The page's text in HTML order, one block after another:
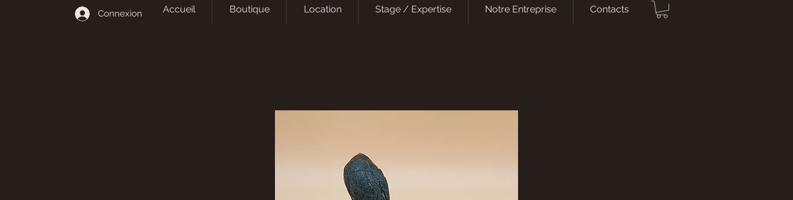
Connexion Accueil Boutique Location Stage / Expertise Notre Entreprise Contacts